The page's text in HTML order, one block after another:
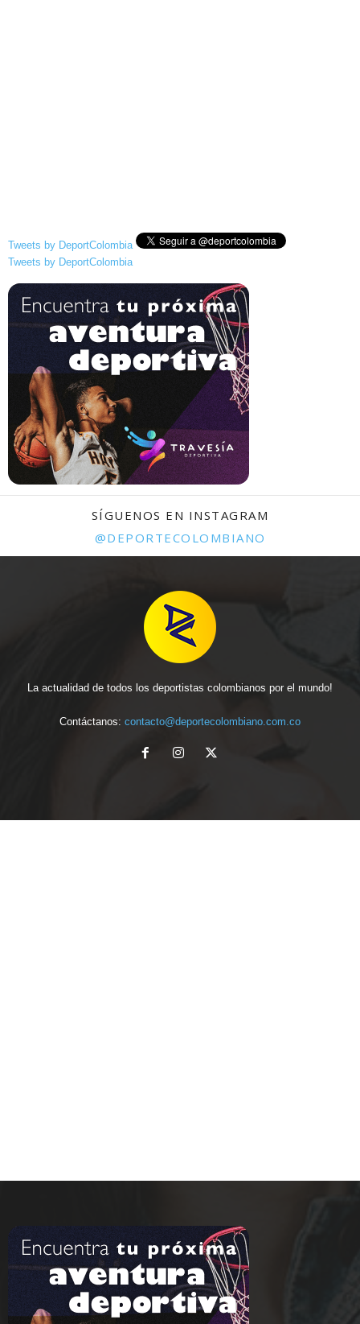
Tweets by DeportColombia
Tweets by DeportColombia
SÍGUENOS EN INSTAGRAM
@DEPORTECOLOMBIANO
La actualidad de todos los deportistas colombianos por el mundo!
Contáctanos: contacto@deportecolombiano.com.co